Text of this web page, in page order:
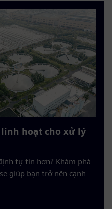
linh hoạt cho xử lý
tự tin hơn? Khám phá
giúp bạn trở nên cạnh